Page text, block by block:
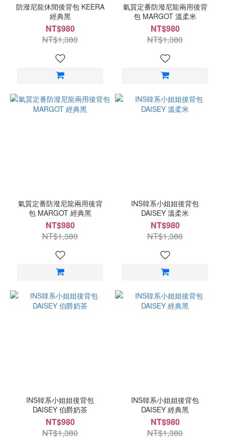
防潑尼龍休閒後背包 KEERA
經典黑
NT$980
NT$1,380
氣質定番防潑尼龍兩用後背
包 MARGOT 溫柔米
NT$980
NT$1,380
氣質定番防潑尼龍兩用後背
包 MARGOT 經典黑
NT$980
NT$1,380
INS韓系小姐姐後背包
DAISEY 溫柔米
NT$980
NT$1,380
INS韓系小姐姐後背包
DAISEY 伯爵奶茶
NT$980
NT$1,380
INS韓系小姐姐後背包
DAISEY 經典黑
NT$980
NT$1,380